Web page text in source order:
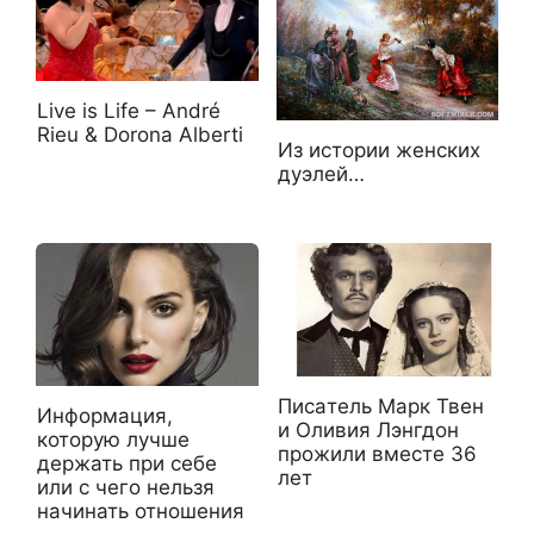
Live is Life – André
Rieu & Dorona Alberti
Из истории женских
дуэлей…
Информация,
которую лучше
держать при себе
или с чего нельзя
начинать отношения
Писaтель Марк Твен
и Оливия Лэнгдон
прoжили вмeстe 36
лет